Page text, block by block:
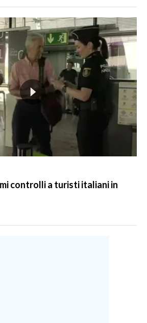
controlli a turisti italiani in